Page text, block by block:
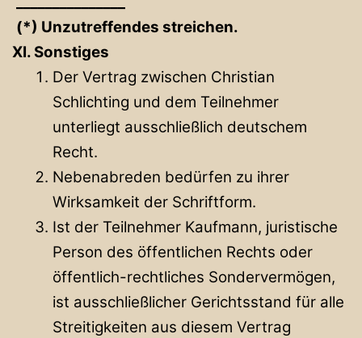
(*) Unzutreffendes streichen.
XI. Sonstiges
Der Vertrag zwischen Christian
Schlichting und dem Teilnehmer
unterliegt ausschließlich deutschem
Recht.
Nebenabreden bedürfen zu ihrer
Wirksamkeit der Schriftform.
Ist der Teilnehmer Kaufmann, juristische
Person des öffentlichen Rechts oder
öffentlich-rechtliches Sondervermögen,
ist ausschließlicher Gerichtsstand für alle
Streitigkeiten aus diesem Vertrag